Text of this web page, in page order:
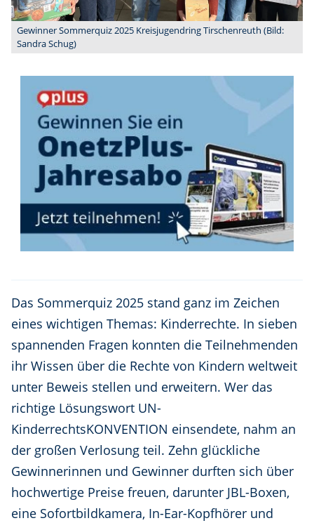
Gewinner Sommerquiz 2025 Kreisjugendring Tirschenreuth (Bild:
Sandra Schug)
Das Sommerquiz 2025 stand ganz im Zeichen
eines wichtigen Themas: Kinderrechte. In sieben
spannenden Fragen konnten die Teilnehmenden
ihr Wissen über die Rechte von Kindern weltweit
unter Beweis stellen und erweitern. Wer das
richtige Lösungswort UN-
KinderrechtsKONVENTION einsendete, nahm an
der großen Verlosung teil. Zehn glückliche
Gewinnerinnen und Gewinner durften sich über
hochwertige Preise freuen, darunter JBL-Boxen,
eine Sofortbildkamera, In-Ear-Kopfhörer und